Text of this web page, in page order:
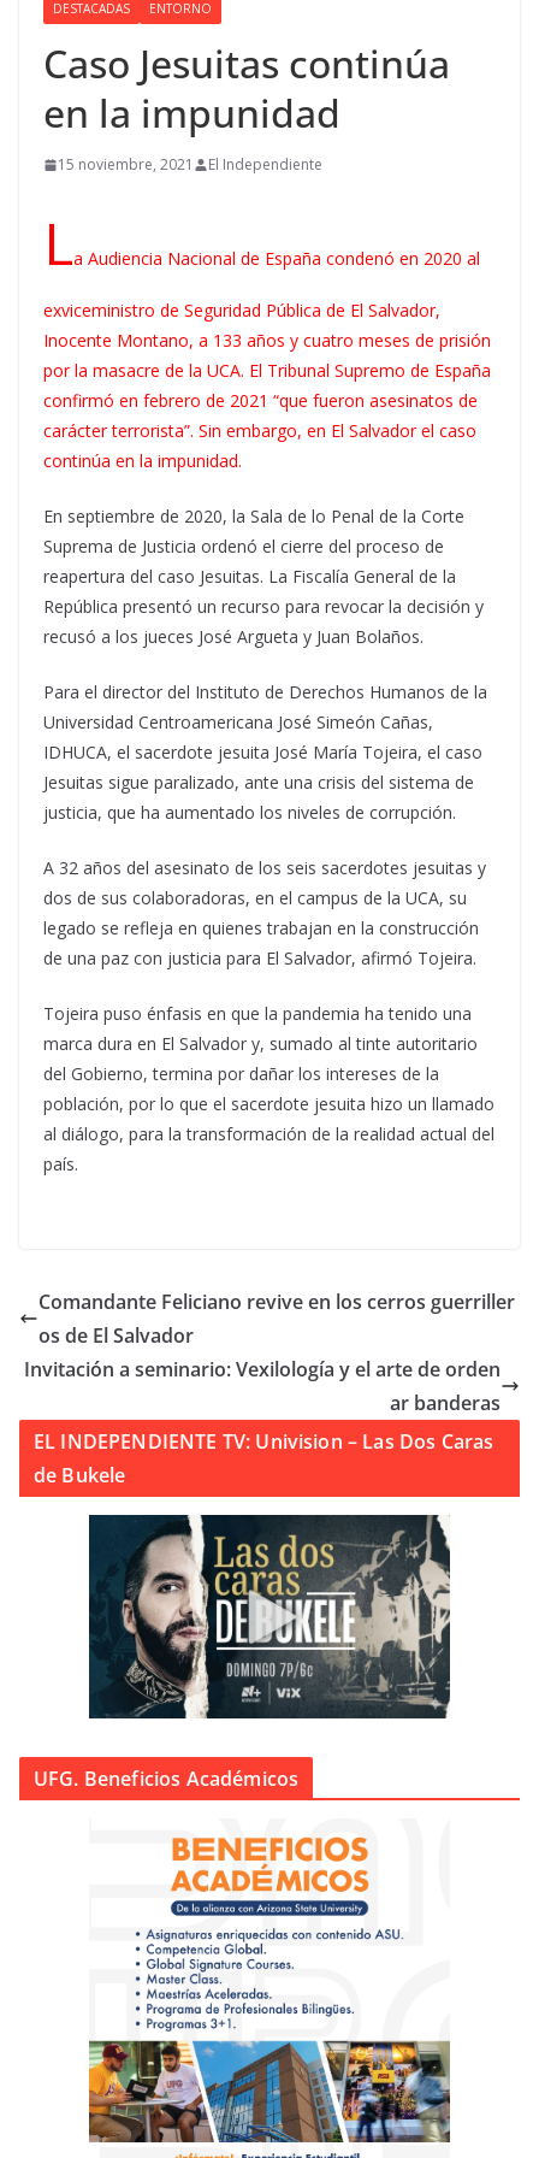
DESTACADAS ENTORNO
Caso Jesuitas continúa
en la impunidad
15 noviembre, 2021 El Independiente
La Audiencia Nacional de España condenó en 2020 al
exviceministro de Seguridad Pública de El Salvador,
Inocente Montano, a 133 años y cuatro meses de prisión
por la masacre de la UCA. El Tribunal Supremo de España
confirmó en febrero de 2021 “que fueron asesinatos de
carácter terrorista”. Sin embargo, en El Salvador el caso
continúa en la impunidad.
En septiembre de 2020, la Sala de lo Penal de la Corte
Suprema de Justicia ordenó el cierre del proceso de
reapertura del caso Jesuitas. La Fiscalía General de la
República presentó un recurso para revocar la decisión y
recusó a los jueces José Argueta y Juan Bolaños.
Para el director del Instituto de Derechos Humanos de la
Universidad Centroamericana José Simeón Cañas,
IDHUCA, el sacerdote jesuita José María Tojeira, el caso
Jesuitas sigue paralizado, ante una crisis del sistema de
justicia, que ha aumentado los niveles de corrupción.
A 32 años del asesinato de los seis sacerdotes jesuitas y
dos de sus colaboradoras, en el campus de la UCA, su
legado se refleja en quienes trabajan en la construcción
de una paz con justicia para El Salvador, afirmó Tojeira.
Tojeira puso énfasis en que la pandemia ha tenido una
marca dura en El Salvador y, sumado al tinte autoritario
del Gobierno, termina por dañar los intereses de la
población, por lo que el sacerdote jesuita hizo un llamado
al diálogo, para la transformación de la realidad actual del
país.
Comandante Feliciano revive en los cerros guerriller
os de El Salvador
Invitación a seminario: Vexilología y el arte de orden
ar banderas
EL INDEPENDIENTE TV: Univision – Las Dos Caras
de Bukele
UFG. Beneficios Académicos